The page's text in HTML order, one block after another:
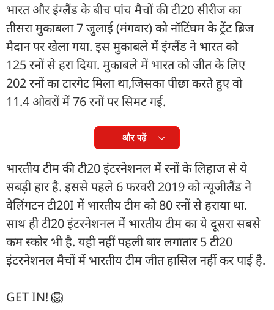
भारत और इंग्लैंड के बीच पांच मैचों की टी20 सीरीज का
तीसरा मुकाबला 7 जुलाई (मंगवार) को नॉटिंघम के ट्रेंट ब्रिज
मैदान पर खेला गया. इस मुकाबले में इंग्लैंड ने भारत को
125 रनों से हरा दिया. मुकाबले में भारत को जीत के लिए
202 रनों का टारगेट मिला था,जिसका पीछा करते हुए वो
11.4 ओवरों में 76 रनों पर सिमट गई.
और पढ़ें
भारतीय टीम की टी20 इंटरनेशनल में रनों के लिहाज से ये
सबड़ी हार है. इससे पहले 6 फरवरी 2019 को न्यूजीलैंड ने
वेलिंगटन टी20I में भारतीय टीम को 80 रनों से हराया था.
साथ ही टी20 इंटरनेशनल में भारतीय टीम का ये दूसरा सबसे
कम स्कोर भी है. यही नहीं पहली बार लगातार 5 टी20
इंटरनेशनल मैचों में भारतीय टीम जीत हासिल नहीं कर पाई है.
GET IN! 🦁